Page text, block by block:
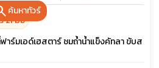
ค้นหาทัวร์
21 มื้อ
าร์มเอด์เฮสตาร์ ชมถ้ำน้ำแข็งคัทลา ขับส